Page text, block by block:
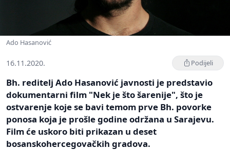
Ado Hasanović
16.11.2020. Podijeli
Bh. reditelj Ado Hasanović javnosti je predstavio
dokumentarni film "Nek je što šarenije", što je
ostvarenje koje se bavi temom prve Bh. povorke
ponosa koja je prošle godine održana u Sarajevu.
Film će uskoro biti prikazan u deset
bosanskohercegovačkih gradova.